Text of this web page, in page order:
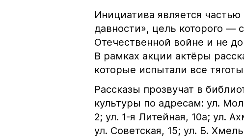
Инициатива является
давности», цель которого —
Отечественной войне и не
В рамках акции актёры
которые испытали все
Рассказы прозвучат в
культуры по адресам: ул.
2; ул. 1-я Литейная, 10а; ул.
ул. Советская, 15; ул. Б.